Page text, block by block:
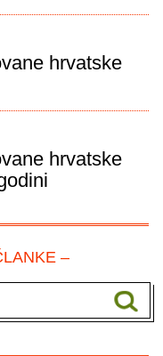
hrvatske
hrvatske
–